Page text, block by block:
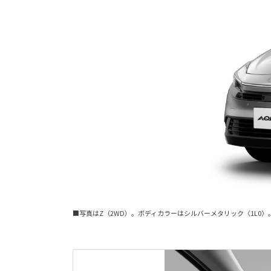
■写真はZ（2WD）。ボディカラーはシルバーメタリック〈1L0〉